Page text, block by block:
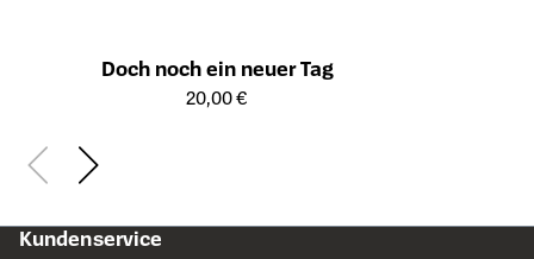
Doch noch ein neuer Tag
Öffnet die Detailseite des Produkts
20,00 €
Kundenservice